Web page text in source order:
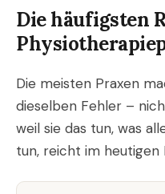
Die häufigsten
Die meisten Praxen
dieselben Fehler –
weil sie das tun, was
tun, reicht im heutigen